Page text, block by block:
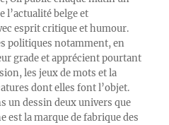
l’actualité belge et
esprit critique et humour.
politiques notamment, en
grade et apprécient pourtant
les jeux de mots et la
dont elles font l’objet.
un dessin deux univers que
est la marque de fabrique des